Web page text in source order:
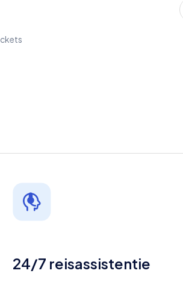
24/7 reisassistentie